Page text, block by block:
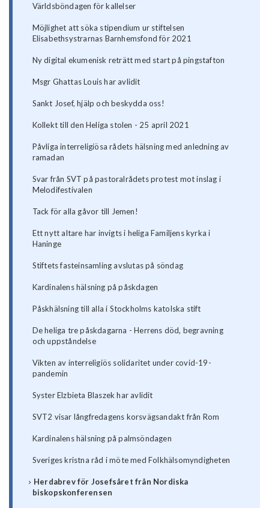
Världsböndagen för kallelser
Möjlighet att söka stipendium ur stiftelsen
Elisabethsystrarnas Barnhemsfond för 2021
Ny digital ekumenisk reträtt med start på pingstafton
Msgr Ghattas Louis har avlidit
Sankt Josef, hjälp och beskydda oss!
Kollekt till den Heliga stolen - 25 april 2021
Påvliga interreligiösa rådets hälsning med anledning av
ramadan
Svar från SVT på pastoralrådets protest mot inslag i
Melodifestivalen
Tack för alla gåvor till Jemen!
Ett nytt altare har invigts i heliga Familjens kyrka i
Haninge
Stiftets fasteinsamling avslutas på söndag
Kardinalens hälsning på påskdagen
Påskhälsning till alla i Stockholms katolska stift
De heliga tre påskdagarna - Herrens död, begravning
och uppståndelse
Vikten av interreligiös solidaritet under covid-19-
pandemin
Syster Elzbieta Blaszek har avlidit
SVT2 visar långfredagens korsvägsandakt från Rom
Kardinalens hälsning på palmsöndagen
Sveriges kristna råd i möte med Folkhälsomyndigheten
Herdabrev för Josefsåret från Nordiska
biskopskonferensen